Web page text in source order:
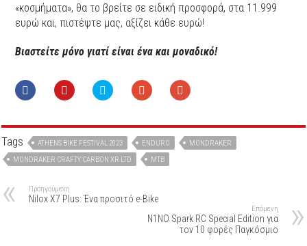
«κοσμήματα», θα το βρείτε σε ειδική προσφορά, στα 11.999
ευρώ και, πιστέψτε μας, αξίζει κάθε ευρώ!
Βιαστείτε μόνο γιατί είναι ένα και μοναδικό!
Tags ATHENS BIKE FESTIVAL 2023 ENDURO
MONDRAKER
MONDRAKER CRAFTY CARBON XR LTD
MTB
Προηγούμενη
Nilox X7 Plus: Ένα προσιτό e-Bike
Επόμενη
N1NO Spark RC Special Edition για
τον 10 φορές Παγκόσμιο